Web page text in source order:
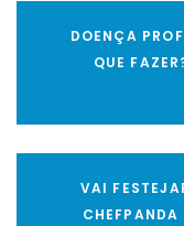
DOENÇA
QUE
VAI
CHEFPANDA